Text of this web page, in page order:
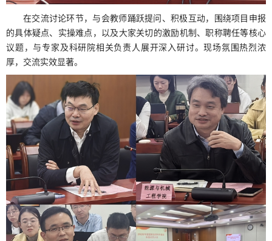
在交流讨论环节，与会教师踊跃提问、积极互动，围绕项目申报
的具体疑点、实操难点，以及大家关切的激励机制、职称聘任等核心
议题，与专家及科研院相关负责人展开深入研讨。现场氛围热烈浓
厚，交流实效显著。